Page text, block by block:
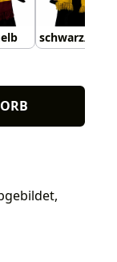
schwarz/gelb